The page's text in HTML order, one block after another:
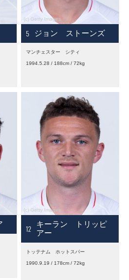
5 ジョン ストーンズ
マンチェスター シティ
1994.5.28 / 188cm / 72kg
12
キーラン トリッピ
アー
トッテナム ホットスパー
1990.9.19 / 178cm / 72kg